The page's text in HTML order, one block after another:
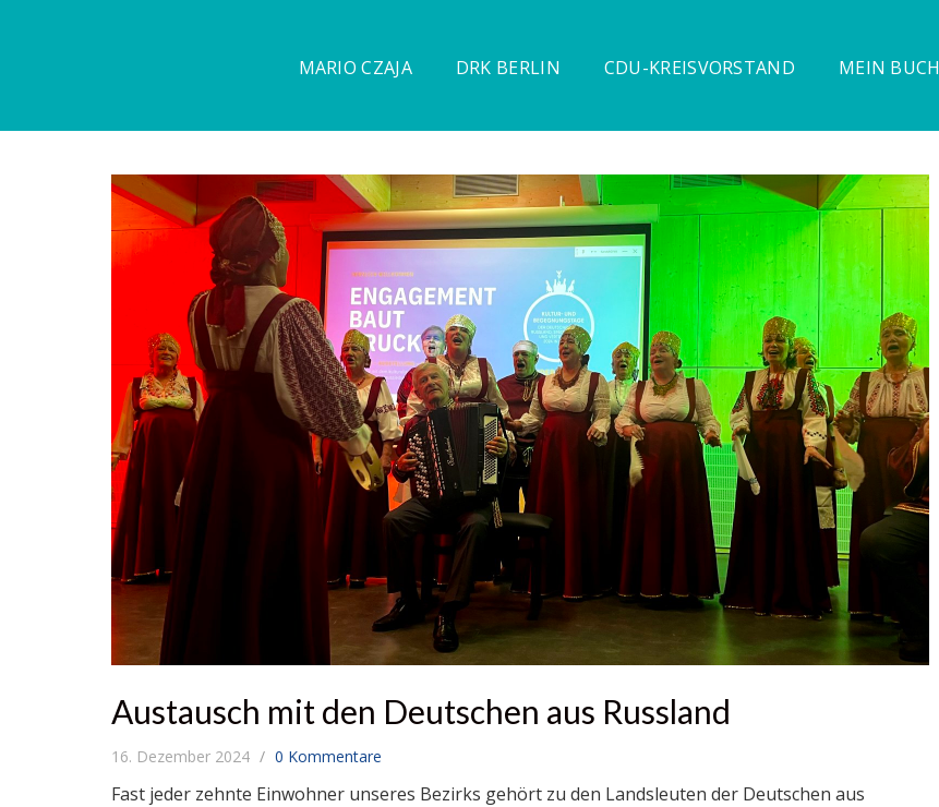
MARIO CZAJA DRK BERLIN CDU-KREISVORSTAND MEIN BUCH
Austausch mit den Deutschen aus Russland
16. Dezember 2024 0 Kommentare
Fast jeder zehnte Einwohner unseres Bezirks gehört zu den Landsleuten der Deutschen aus